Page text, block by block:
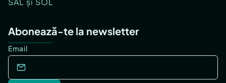
Abonează-te la newsletter
Email